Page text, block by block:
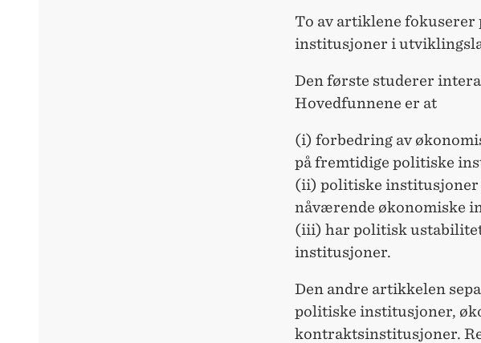
To av artiklene fokuserer
institusjoner i
Den første studerer
Hovedfunnene er at
(i) forbedring av
på fremtidige politiske
(ii) politiske institusjoner
nåværende økonomiske
(iii) har politisk
institusjoner.
Den andre artikkelen
politiske institusjoner,
kontraktsinstitusjoner.